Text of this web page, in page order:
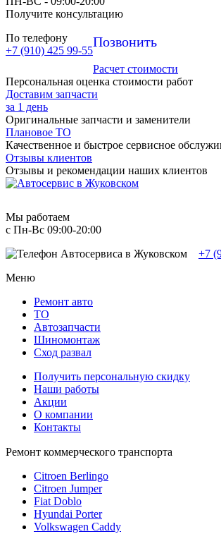
Получите консультацию
По телефону
+7 (910) 425 99-55
Позвонить
Расчет стоимости
Персональная оценка стоимости работ
Доставим запчасти
за 1 день
Оригинальные запчасти и заменители
Плановое ТО
Качественное и быстрое сервисное
Отзывы клиентов
Отзывы и рекомендации наших клиентов
Мы работаем
с Пн-Вc 09:00-20:00
+7
Меню
Ремонт авто
TO
Автозапчасти
Шиномонтаж
Сход развал
Получить персональную скидку
Наши работы
Акции
О компании
Контакты
Ремонт коммерческого транспорта
Citroen Berlingo
Citroen Jumper
Fiat Doblo
Hyundai Porter
Volkswagen Caddy